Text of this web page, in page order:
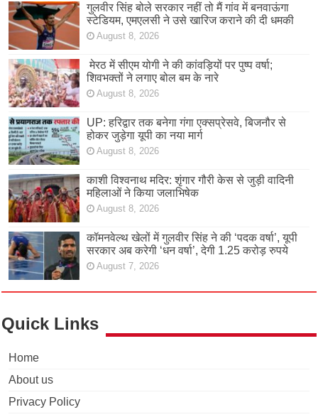
गुलवीर सिंह बोले सरकार नहीं तो मैं गांव में बनवाऊंगा
स्टेडियम, एमएलसी ने उसे खारिज कराने की दी धमकी
August 8, 2026
मेरठ में सीएम योगी ने की कांवड़ियों पर पुष्प वर्षा;
शिवभक्तों ने लगाए बोल बम के नारे
August 8, 2026
UP: हरिद्वार तक बनेगा गंगा एक्सप्रेसवे, बिजनौर से
होकर जुड़ेगा यूपी का नया मार्ग
August 8, 2026
काशी विश्वनाथ मदिर: शृंगार गौरी केस से जुड़ी वादिनी
महिलाओं ने किया जलाभिषेक
August 8, 2026
कॉमनवेल्थ खेलों में गुलवीर सिंह ने की ‘पदक वर्षा’, यूपी
सरकार अब करेगी ‘धन वर्षा’, देगी 1.25 करोड़ रुपये
August 7, 2026
Quick Links
Home
About us
Privacy Policy